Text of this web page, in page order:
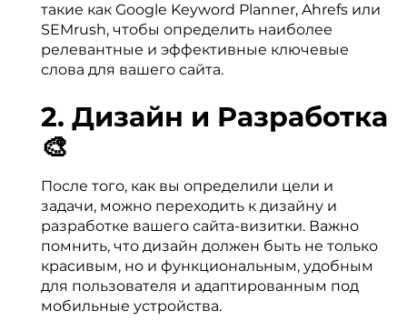
такие как Google Keyword Planner, Ahrefs или
SEMrush, чтобы определить наиболее
релевантные и эффективные ключевые
слова для вашего сайта.
2. Дизайн и Разработка
🎨
После того, как вы определили цели и
задачи, можно переходить к дизайну и
разработке вашего сайта-визитки. Важно
помнить, что дизайн должен быть не только
красивым, но и функциональным, удобным
для пользователя и адаптированным под
мобильные устройства.